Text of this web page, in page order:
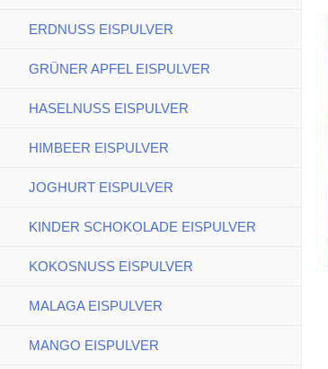
ERDNUSS EISPULVER
GRÜNER APFEL EISPULVER
HASELNUSS EISPULVER
HIMBEER EISPULVER
JOGHURT EISPULVER
KINDER SCHOKOLADE EISPULVER
KOKOSNUSS EISPULVER
MALAGA EISPULVER
MANGO EISPULVER